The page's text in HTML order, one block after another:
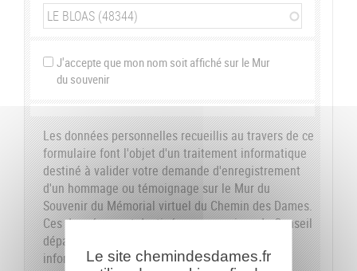
J'accepte que mon nom soit affiché sur le Mur
du souvenir
Les données personnelles recueillis au travers de ce
formulaire font l'objet d'un traitement informatique
destiné à valider votre demande d'enregistrement
d'un hommage ou témoignage sur le Mur du
Souvenir du Mémorial virtuel du Chemin des Dames.
Ces données sont destinées aux services du Conseil
départemental de l'Aisne. Conformément à la loi
informatique et libertés du 6 janvier 1978, nous
Le site chemindesdames.fr